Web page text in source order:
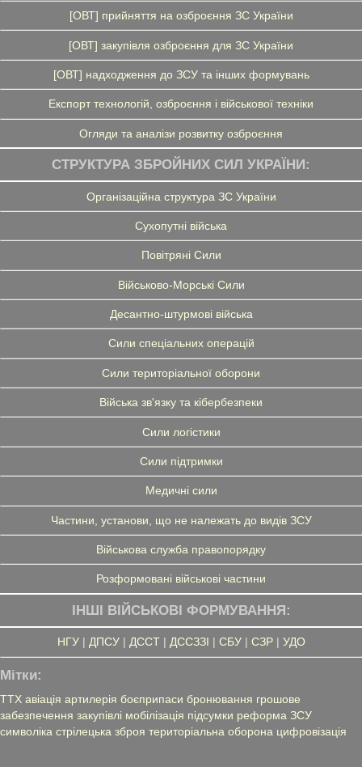
[ОВТ] прийняття на озброєння ЗС України
[ОВТ] закупівля озброєння для ЗС України
[ОВТ] надходження до ЗСУ та інших формувань
Експорт технологій, озброєння і військової техніки
Огляди та аналізи розвитку озброєння
СТРУКТУРА ЗБРОЙНИХ СИЛ УКРАЇНИ:
Організаційна структура ЗС України
Сухопутні війська
Повітряні Сили
Військово-Морські Сили
Десантно-штурмові війська
Сили спеціальних операцій
Сили територіальної оборони
Війська зв'язку та кібербезпеки
Сили логістики
Сили підтримки
Медичні сили
Частини, установи, що не належать до видів ЗСУ
Військова служба правопорядку
Розформовані військові частини
ІНШІ ВІЙСЬКОВІ ФОРМУВАННЯ:
НГУ| ДПСУ| ДССТ| ДССЗЗІ | СБУ| СЗР| УДО
Мітки:
ТТХ авіація артилерія боєприпаси бронювання грошове
забезпечення закупівлі мобілізація підсумки реформа ЗСУ
символіка стрілецька зброя територіальна оборона цифровізація